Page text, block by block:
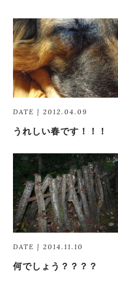
DATE | 2012.04.09
うれしい春です！！！
DATE | 2014.11.10
何でしょう？？？？